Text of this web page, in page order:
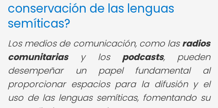
conservación de las lenguas
semíticas?
Los medios de comunicación, como las radios
comunitariasy los podcasts, pueden
desempeñar un papel fundamental al
proporcionar espacios para la difusión y el
uso de las lenguas semíticas, fomentando su